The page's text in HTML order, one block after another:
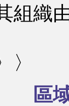
組織
〉
域